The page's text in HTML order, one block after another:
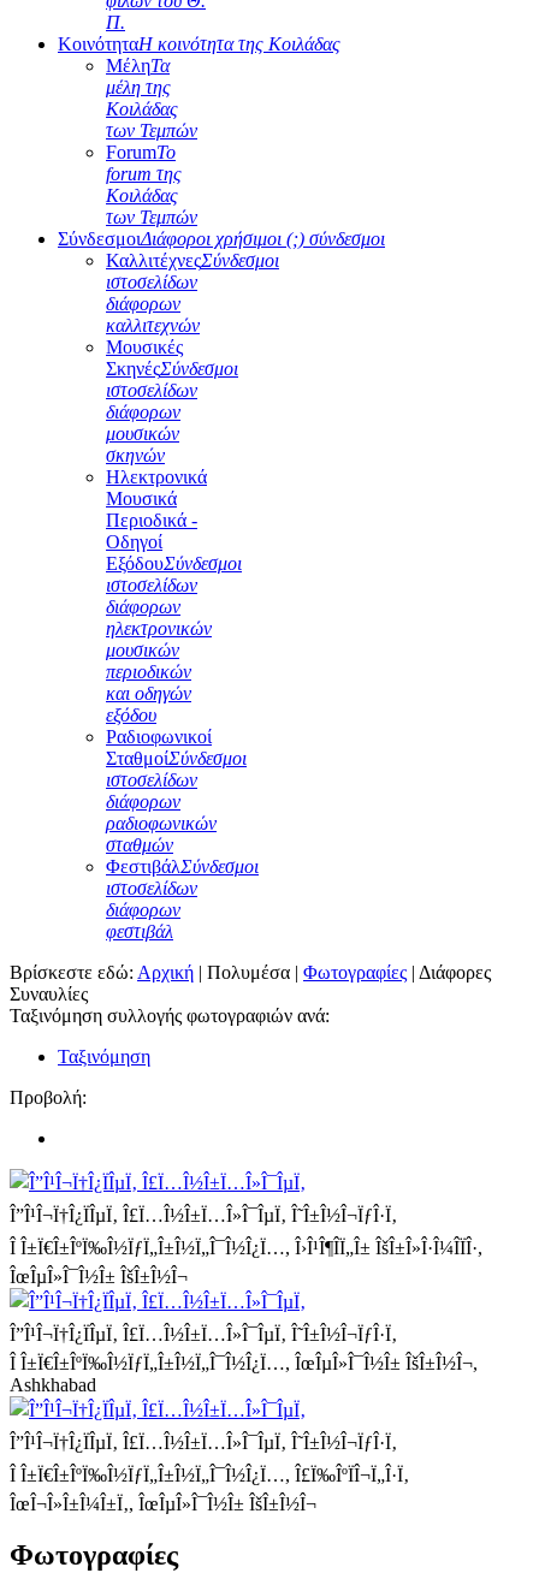
Π.
ΚοινότηταΗ κοινότητα της Κοιλάδας
ΜέληΤα
μέλη της
Κοιλάδας
των Τεμπών
ForumΤο
forum της
Κοιλάδας
των Τεμπών
ΣύνδεσμοιΔιάφοροι χρήσιμοι (;) σύνδεσμοι
ΚαλλιτέχνεςΣύνδεσμοι
ιστοσελίδων
διάφορων
καλλιτεχνών
Μουσικές
ΣκηνέςΣύνδεσμοι
ιστοσελίδων
διάφορων
μουσικών
σκηνών
Ηλεκτρονικά
Μουσικά
Περιοδικά -
Οδηγοί
ΕξόδουΣύνδεσμοι
ιστοσελίδων
διάφορων
ηλεκτρονικών
μουσικών
περιοδικών
και οδηγών
εξόδου
Ραδιοφωνικοί
ΣταθμοίΣύνδεσμοι
ιστοσελίδων
διάφορων
ραδιοφωνικών
σταθμών
ΦεστιβάλΣύνδεσμοι
ιστοσελίδων
διάφορων
φεστιβάλ
Βρίσκεστε εδώ: Αρχική | Πολυμέσα | Φωτογραφίες | Διάφορες
Συναυλίες
Ταξινόμηση συλλογής φωτογραφιών ανά:
Ταξινόμηση
Προβολή:
Î”Î¹Î¬Ï†Î¿ÏÎµÏ‚ Î£Ï…Î½Î±Ï…Î»Î¯ÎµÏ‚ Î˜Î±Î½Î¬ÏƒÎ·Ï‚
Î Î±Ï€Î±ÎºÏ‰Î½ÏƒÏ„Î±Î½Ï„Î¯Î½Î¿Ï…, Î›Î¹Î¶Î­Ï„Î± ÎšÎ±Î»Î·Î¼Î­ÏÎ·,
ÎœÎµÎ»Î¯Î½Î± ÎšÎ±Î½Î¬
Î”Î¹Î¬Ï†Î¿ÏÎµÏ‚ Î£Ï…Î½Î±Ï…Î»Î¯ÎµÏ‚ Î˜Î±Î½Î¬ÏƒÎ·Ï‚
Î Î±Ï€Î±ÎºÏ‰Î½ÏƒÏ„Î±Î½Ï„Î¯Î½Î¿Ï…, ÎœÎµÎ»Î¯Î½Î± ÎšÎ±Î½Î¬,
Ashkhabad
Î”Î¹Î¬Ï†Î¿ÏÎµÏ‚ Î£Ï…Î½Î±Ï…Î»Î¯ÎµÏ‚ Î˜Î±Î½Î¬ÏƒÎ·Ï‚
Î Î±Ï€Î±ÎºÏ‰Î½ÏƒÏ„Î±Î½Ï„Î¯Î½Î¿Ï…, Î£Ï‰ÎºÏÎ¬Ï„Î·Ï‚
ÎœÎ¬Î»Î±Î¼Î±Ï‚, ÎœÎµÎ»Î¯Î½Î± ÎšÎ±Î½Î¬
Φωτογραφίες